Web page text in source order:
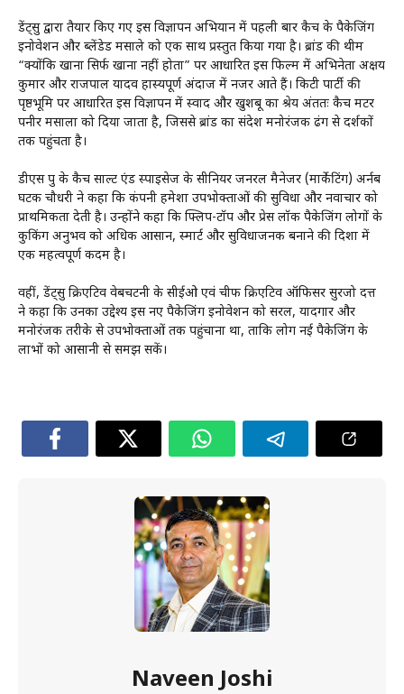
डेंट्सु द्वारा तैयार किए गए इस विज्ञापन अभियान में पहली बार कैच के पैकेजिंग
इनोवेशन और ब्लेंडेड मसाले को एक साथ प्रस्तुत किया गया है। ब्रांड की थीम
“क्योंकि खाना सिर्फ खाना नहीं होता” पर आधारित इस फिल्म में अभिनेता अक्षय
कुमार और राजपाल यादव हास्यपूर्ण अंदाज में नजर आते हैं। किटी पार्टी की
पृष्ठभूमि पर आधारित इस विज्ञापन में स्वाद और खुशबू का श्रेय अंततः कैच मटर
पनीर मसाला को दिया जाता है, जिससे ब्रांड का संदेश मनोरंजक ढंग से दर्शकों
तक पहुंचता है।
डीएस ग्रुप के कैच साल्ट एंड स्पाइसेज के सीनियर जनरल मैनेजर (मार्केटिंग) अर्नब
घटक चौधरी ने कहा कि कंपनी हमेशा उपभोक्ताओं की सुविधा और नवाचार को
प्राथमिकता देती है। उन्होंने कहा कि फ्लिप-टॉप और प्रेस लॉक पैकेजिंग लोगों के
कुकिंग अनुभव को अधिक आसान, स्मार्ट और सुविधाजनक बनाने की दिशा में
एक महत्वपूर्ण कदम है।
वहीं, डेंट्सु क्रिएटिव वेबचटनी के सीईओ एवं चीफ क्रिएटिव ऑफिसर सुरजो दत्त
ने कहा कि उनका उद्देश्य इस नए पैकेजिंग इनोवेशन को सरल, यादगार और
मनोरंजक तरीके से उपभोक्ताओं तक पहुंचाना था, ताकि लोग नई पैकेजिंग के
लाभों को आसानी से समझ सकें।
Naveen Joshi